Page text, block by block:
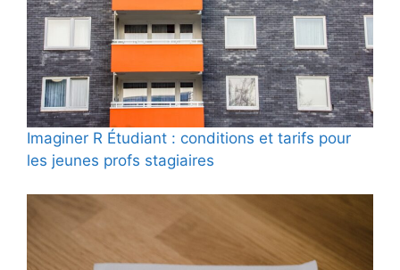
Imaginer R Étudiant : conditions et tarifs pour
les jeunes profs stagiaires